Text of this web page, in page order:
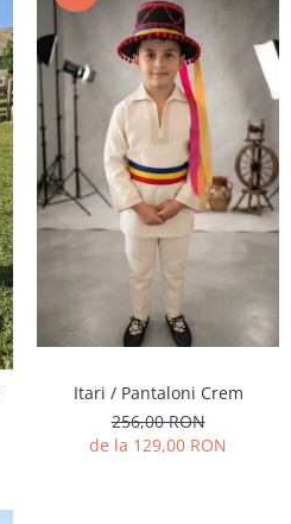
Itari / Pantaloni Crem
256,00 RON
de la 129,00 RON